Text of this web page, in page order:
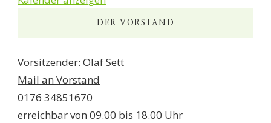
DER VORSTAND
Vorsitzender: Olaf Sett
Mail an Vorstand
0176 34851670
erreichbar von 09.00 bis 18.00 Uhr